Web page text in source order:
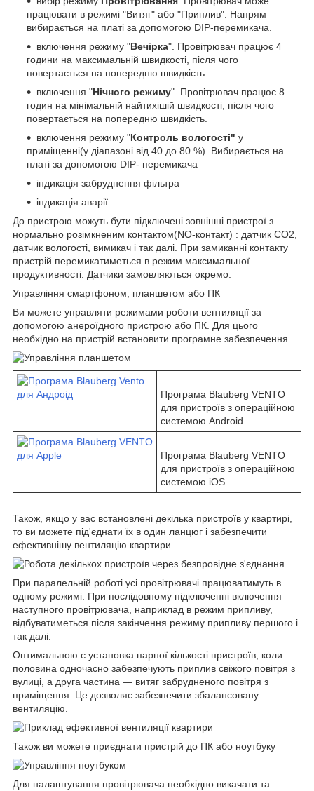
працювати в режимі "Витяг" або "Приплив". Напрям
вибирається на платі за допомогою DIP-перемикача.
включення режиму "Вечірка". Провітрювач працює 4
години на максимальній швидкості, після чого
повертається на попередню швидкість.
включення "Нічного режиму". Провітрювач працює 8
годин на мінімальній найтихішій швидкості, після чого
повертається на попередню швидкість.
включення режиму "Контроль вологості" у
приміщенні(у діапазоні від 40 до 80 %). Вибирається на
платі за допомогою DIP- перемикача
індикація забруднення фільтра
індикація аварії
До пристрою можуть бути підключені зовнішні пристрої з
нормально розімкненим контактом(NO-контакт) : датчик CO2,
датчик вологості, вимикач і так далі. При замиканні контакту
пристрій перемикатиметься в режим максимальної
продуктивності. Датчики замовляються окремо.
Управління смартфоном, планшетом або ПК
Ви можете управляти режимами роботи вентиляції за
допомогою анероїдного пристрою або ПК. Для цього
необхідно на пристрій встановити програмне забезпечення.
Програма Blauberg VENTO
для пристроїв з операційною
системою Android
Програма Blauberg VENTO
для пристроїв з операційною
системою iOS
Також, якщо у вас встановлені декілька пристроїв у квартирі,
то ви можете під'єднати їх в один ланцюг і забезпечити
ефективнішу вентиляцію квартири.
При паралельній роботі усі провітрювачі працюватимуть в
одному режимі. При послідовному підключенні включення
наступного провітрювача, наприклад в режим припливу,
відбуватиметься після закінчення режиму припливу першого і
так далі.
Оптимальною є установка парної кількості пристроїв, коли
половина одночасно забезпечують приплив свіжого повітря з
вулиці, а друга частина — витяг забрудненого повітря з
приміщення. Це дозволяє забезпечити збалансовану
вентиляцію.
Також ви можете приєднати пристрій до ПК або ноутбуку
Для налаштування провітрювача необхідно викачати та